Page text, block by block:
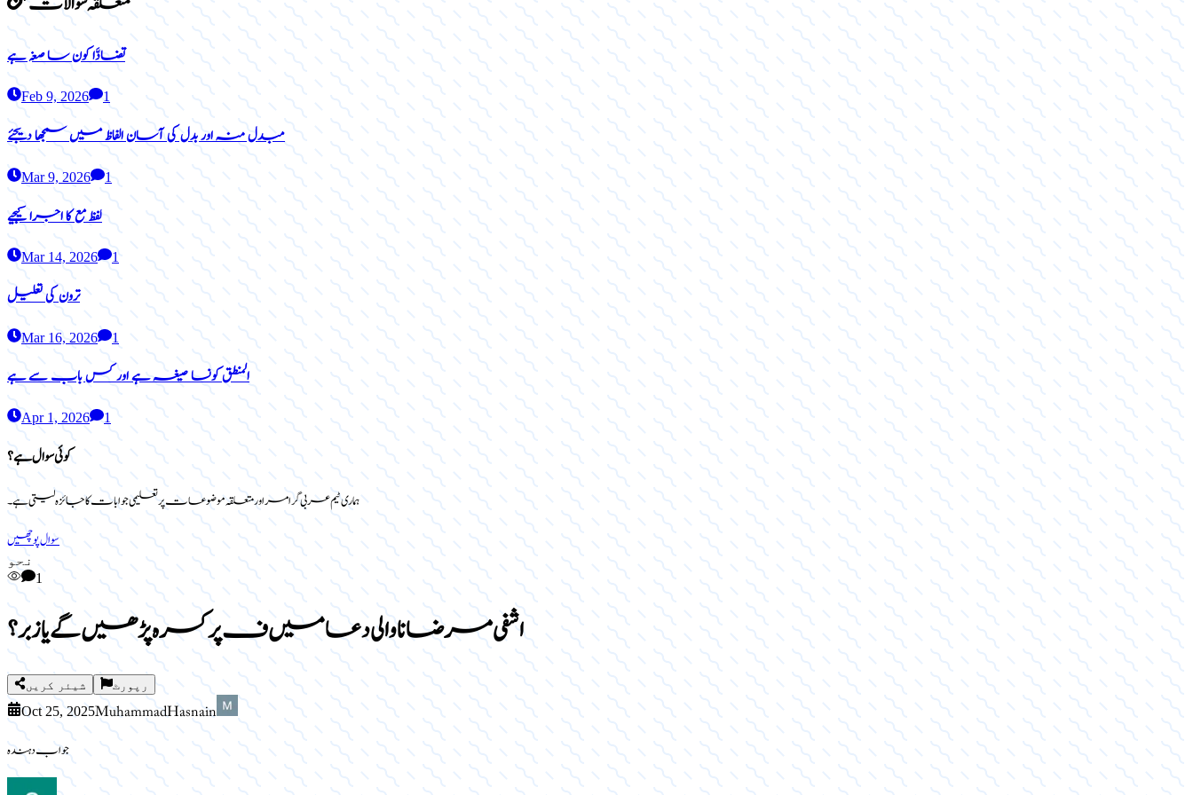
تضادَّا کون سا صغہ ہے
Feb 9, 2026 1
مبدل منہ اور بدل کی آسان الفاظ میں سمجھا دیجئے
Mar 9, 2026 1
لفظ مع کا اجرا کیجیے
Mar 14, 2026 1
ترون کی تعلیل
Mar 16, 2026 1
المنطق کونسا صیغہ ہے اور کس باب سے ہے
Apr 1, 2026 1
کوئی سوال ہے؟
ہماری ٹیم عربی گرامر اور متعلقہ موضوعات پر تعلیمی جوابات کا جائزہ لیتی ہے۔
سوال پوچھیں
نحو
1
اشفی مرضانا والی دعا میں ف پر کسرہ پڑھیں گے یا زبر؟
شیئر کریں رپورٹ
Oct 25, 2025Muhammad Hasnain
جواب دہندہ